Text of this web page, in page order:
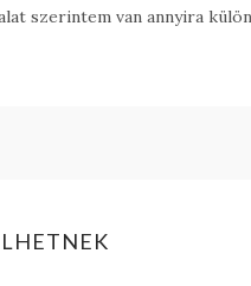
szerintem van annyira